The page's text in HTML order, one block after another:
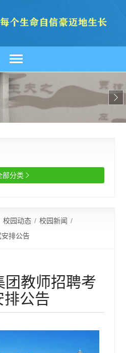

部分类 
校园动态 / 校园新闻 /
排公告
团教师招聘考
排公告